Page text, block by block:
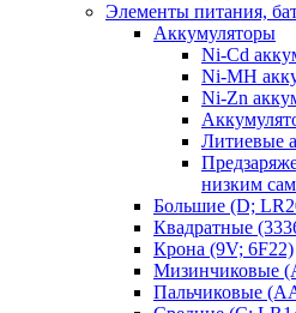
Элементы питания,
Аккумуляторы
Ni-Cd
Ni-MH
Ni-Zn
Литиевые
низким
Большие (D;
Квадратные
Крона (9V; 6F22)
Мизинчиковые
Пальчиковые